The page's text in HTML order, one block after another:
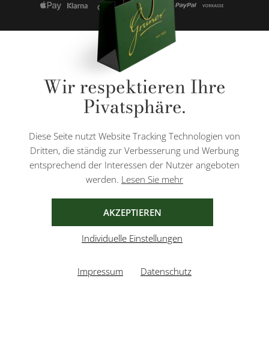
* Alle Preise inkl. gesetzl. Mehrwertsteuer zzgl.
Nachnahmegebühren, wenn nicht anders angegeben.
Diese Website ist durch reCAPTCHA geschützt und es gelten die
Wir respektieren Ihre
Pivatsphäre.
Diese Seite nutzt Website Tracking Technologien von
Dritten, die ständig zur Verbesserung und Werbung
entsprechend der Interessen der Nutzer angeboten
werden. Lesen Sie mehr
AKZEPTIEREN
Individuelle Einstellungen
Impressum Datenschutz